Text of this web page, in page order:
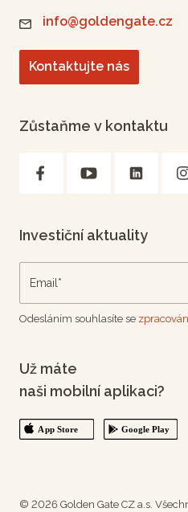
info@goldengate.cz
Kontaktujte nás
Zůstaňme v kontaktu
Investiční aktuality
Odesláním souhlasíte se
Už máte
naši mobilní aplikaci?
© 2026 Golden Gate CZ a.s.